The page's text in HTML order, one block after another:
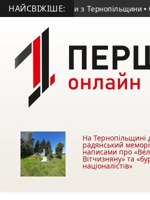
НАЙСВІЖІШЕ:
України з Тернопільщини •
На Тернопільщині
радянський
написами про
Вітчизняну» та
націоналістів»